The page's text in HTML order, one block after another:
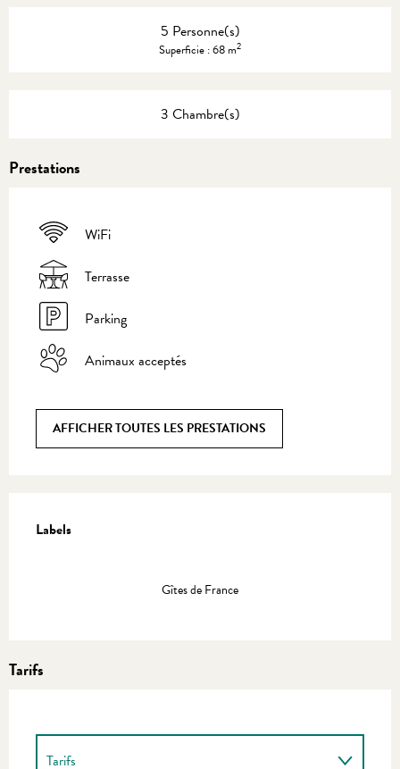
5 Personne(s)
Superficie : 68 m2
3 Chambre(s)
Prestations
WiFi
Terrasse
Parking
Animaux acceptés
AFFICHER TOUTES LES PRESTATIONS
Labels
Labels
Gîtes de France
Tarifs
Tarifs